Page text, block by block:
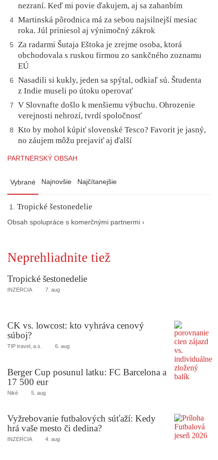
nezraní. Keď mi povie ďakujem, aj sa zahanbím
4 Martinská pôrodnica má za sebou najsilnejší mesiac
roka. Júl priniesol aj výnimočný zákrok
5
Za radarmi Šutaja Eštoka je zrejme osoba, ktorá
obchodovala s ruskou firmou zo sankčného zoznamu
EÚ
6
Nasadili si kukly, jeden sa spýtal, odkiaľ sú. Študenta
z Indie museli po útoku operovať
7
V Slovnafte došlo k menšiemu výbuchu. Ohrozenie
verejnosti nehrozí, tvrdí spoločnosť
8
Kto by mohol kúpiť slovenské Tesco? Favorit je jasný,
no záujem môžu prejaviť aj ďalší
PARTNERSKÝ OBSAH
Vybrané Najnovšie Najčítanejšie
Tropické šestonedelie
Obsah spolupráce s komerčnými partnermi ›
Neprehliadnite tiež
Tropické šestonedelie
INZERCIA 7. aug
CK vs. lowcost: kto vyhráva cenový
súboj?
TIP travel, a.s. 6. aug
Berger Cup posunul latku: FC Barcelona a
17 500 eur
Niké 5. aug
Vyžrebovanie futbalových súťaží: Kedy
hrá vaše mesto či dedina?
INZERCIA 4. aug